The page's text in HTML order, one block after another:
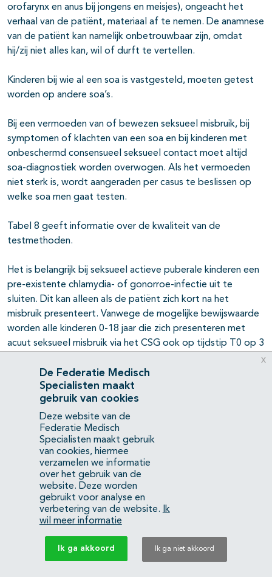
orofarynx en anus bij jongens en meisjes), ongeacht het
verhaal van de patiënt, materiaal af te nemen. De anamnese
van de patiënt kan namelijk onbetrouwbaar zijn, omdat
hij/zij niet alles kan, wil of durft te vertellen.
Kinderen bij wie al een soa is vastgesteld, moeten getest
worden op andere soa’s.
Bij een vermoeden van of bewezen seksueel misbruik, bij
symptomen of klachten van een soa en bij kinderen met
onbeschermd consensueel seksueel contact moet altijd
soa-diagnostiek worden overwogen. Als het vermoeden
niet sterk is, wordt aangeraden per casus te beslissen op
welke soa men gaat testen.
Tabel 8 geeft informatie over de kwaliteit van de
testmethoden.
Het is belangrijk bij seksueel actieve puberale kinderen een
pre-existente chlamydia- of gonorroe-infectie uit te
sluiten. Dit kan alleen als de patiënt zich kort na het
misbruik presenteert. Vanwege de mogelijke bewijswaarde
worden alle kinderen 0-18 jaar die zich presenteren met
acuut seksueel misbruik via het CSG ook op tijdstip T0 op 3
Per casus moet worden afgewogen of de diagnostiek
wordt uitgebreid naar andere soa’s (Kellog, 2023; NVK,
2016; RCPCH, 2015).
Tabel 8: Kwaliteitsbeoordeling verschillende testmethoden
onderverdeeld naar veroorzakend micro-organisme o.b.v.
de literatuur.
Aandoening/syndroom
(verwekker)
(Chlamydia trachomatis)
De Federatie Medisch
Specialisten maakt
gebruik van cookies
Deze website van de
Federatie Medisch
Specialisten maakt gebruik
van cookies, hiermee
verzamelen we informatie
over het gebruik van de
website. Deze worden
gebruikt voor analyse en
verbetering van de website.
Ik
wil meer informatie
Ik ga akkoord Ik ga niet akkoord
x